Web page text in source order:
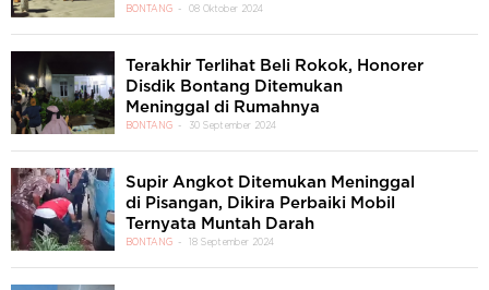
BONTANG 08 Oktober 2024
Terakhir Terlihat Beli Rokok, Honorer
Disdik Bontang Ditemukan
Meninggal di Rumahnya
BONTANG 30 September 2024
Supir Angkot Ditemukan Meninggal
di Pisangan, Dikira Perbaiki Mobil
Ternyata Muntah Darah
BONTANG 18 September 2024